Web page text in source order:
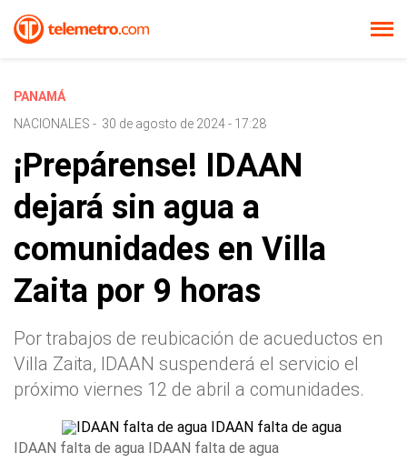
PANAMÁ
NACIONALES - 30 de agosto de 2024 - 17:28
¡Prepárense! IDAAN
dejará sin agua a
comunidades en Villa
Zaita por 9 horas
Por trabajos de reubicación de acueductos en
Villa Zaita, IDAAN suspenderá el servicio el
próximo viernes 12 de abril a comunidades.
IDAAN falta de agua IDAAN falta de agua